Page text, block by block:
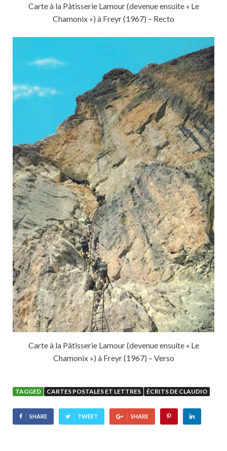
Carte à la Pâtisserie Lamour (devenue ensuite « Le
Chamonix ») à Freyr (1967) – Recto
Carte à la Pâtisserie Lamour (devenue ensuite « Le
Chamonix ») à Freyr (1967) – Verso
TAGGED CARTES POSTALES ET LETTRES ÉCRITS DE CLAUDIO
SHARE TWEET SHARE